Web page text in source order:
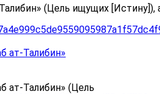
(Цель ищущих
ат-Талибин»
ат-Талибин» (Цель